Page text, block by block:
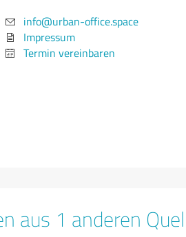
info@urban-office.space
Impressum
Termin vereinbaren
aus 1 anderen